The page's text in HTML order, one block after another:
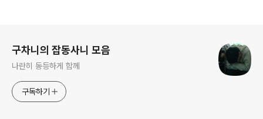
구차니의 잡동사니 모음
나란히 동등하게 함께
구독하기